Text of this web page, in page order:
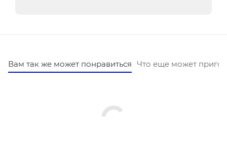
Вам так же может понравиться Что еще может